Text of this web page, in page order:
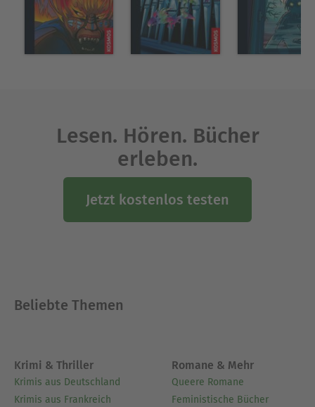
Lesen. Hören. Bücher
erleben.
Jetzt kostenlos testen
Beliebte Themen
Krimi & Thriller
Krimis aus Deutschland
Krimis aus Frankreich
Romane & Mehr
Queere Romane
Feministische Bücher